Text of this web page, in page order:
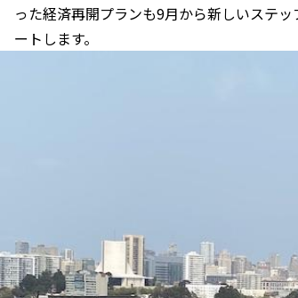
った経済再開プランも9月から新しいステ
ートします。